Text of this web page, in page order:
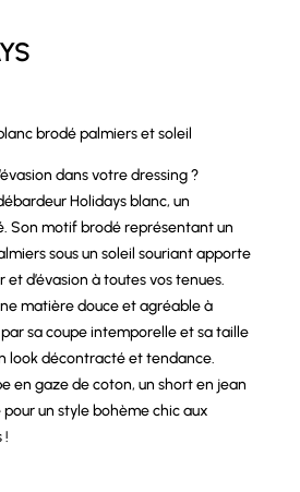
brodé palmiers et soleil
dans votre dressing ?
Holidays blanc, un
Son motif brodé représentant un
sous un soleil souriant apporte
d’évasion à toutes vos tenues.
matière douce et agréable à
sa coupe intemporelle et sa taille
look décontracté et tendance.
en gaze de coton, un short en jean
un style bohème chic aux
!